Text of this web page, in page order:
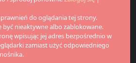
do oglądania tej strony.
być nieaktywne albo zablokowane.
wpisując jej adres bezpośrednio w
zamiast użyć odpowiedniego